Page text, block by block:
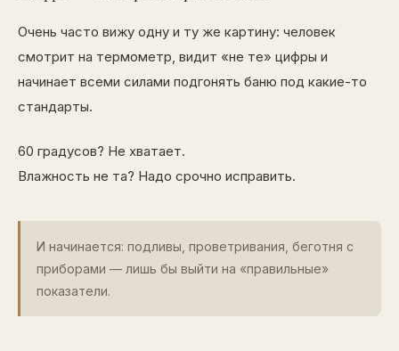
Очень часто вижу одну и ту же картину: человек
смотрит на термометр, видит «не те» цифры и
начинает всеми силами подгонять баню под какие-то
стандарты.
60 градусов? Не хватает.
Влажность не та? Надо срочно исправить.
И начинается: подливы, проветривания, беготня с
приборами — лишь бы выйти на «правильные»
показатели.